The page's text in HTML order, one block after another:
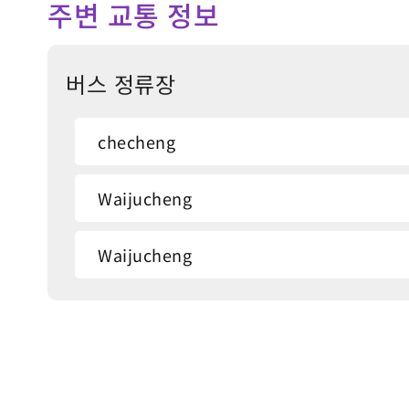
주변 교통 정보
버스 정류장
checheng
Waijucheng
Waijucheng